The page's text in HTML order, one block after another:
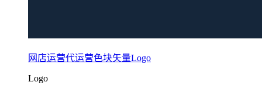
网店运营代运营色块矢量Logo
Logo